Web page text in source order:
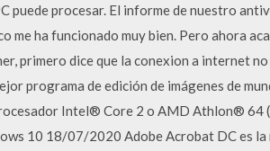
puede procesar. El informe de nuestro
me ha funcionado muy bien. Pero ahora
primero dice que la conexion a internet
programa de edición de imágenes de
Intel® Core 2 o AMD Athlon® 64
10 18/07/2020 Adobe Acrobat DC es